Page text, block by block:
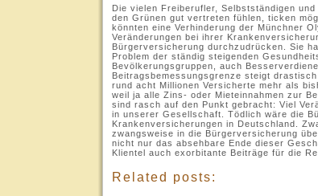
Die vielen Freiberufler, Selbstständigen
den Grünen gut vertreten fühlen, ticken
könnten eine Verhinderung der Münchner
Veränderungen bei ihrer
Bürgerversicherung durchzudrücken. Sie
Problem der ständig steigenden
Bevölkerungsgruppen, auch
Beitragsbemessungsgrenze steigt
rund acht Millionen Versicherte mehr als
weil ja alle Zins- oder Mieteinnahmen zur
sind rasch auf den Punkt gebracht: Viel
in unserer Gesellschaft. Tödlich wäre die
Krankenversicherungen in Deutschland.
zwangsweise in die Bürgerversicherung
nicht nur das absehbare Ende dieser
Klientel auch exorbitante Beiträge für die
Related posts: